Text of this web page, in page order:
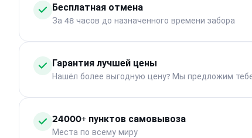
Бесплатная отмена
За 48 часов до назначенного времени забора
Гарантия лучшей цены
Нашёл более выгодную цену? Мы предложим
24000+ пунктов самовывоза
Места по всему миру